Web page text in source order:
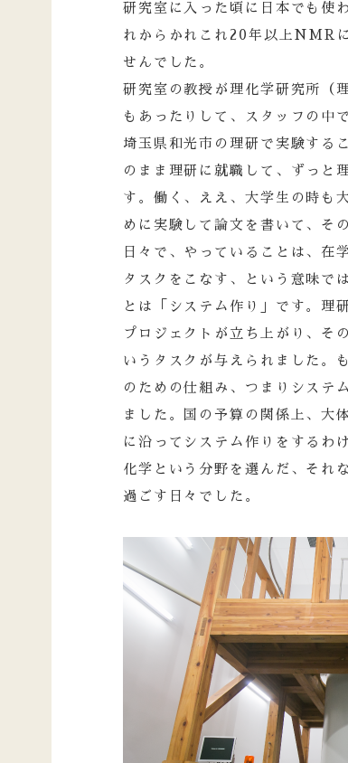
研究室に入った頃に日本でも使
れからかれこれ20年以上NMR
せんでした。
研究室の教授が理化学研究所（
もあったりして、スタッフの中
埼玉県和光市の理研で実験する
のまま理研に就職して、ずっと
す。働く、ええ、大学生の時も
めに実験して論文を書いて、そ
日々で、やっていることは、在
タスクをこなす、という意味で
とは「システム作り」です。理
プロジェクトが立ち上がり、そ
いうタスクが与えられました。
のための仕組み、つまりシステ
ました。国の予算の関係上、大
に沿ってシステム作りをするわ
化学という分野を選んだ、それ
過ごす日々でした。